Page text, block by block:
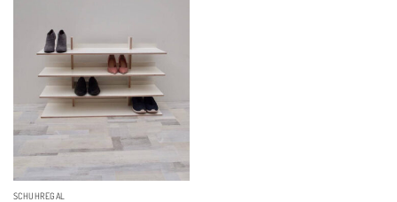
SCHUHREGAL